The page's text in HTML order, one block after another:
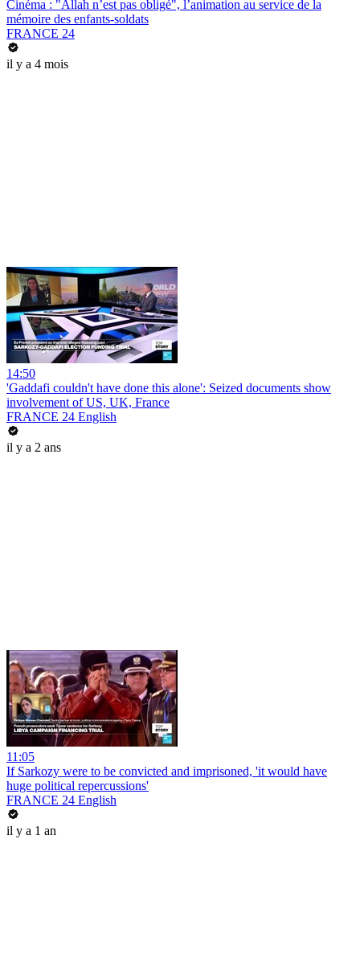
Cinéma : "Allah n’est pas obligé", l’animation au service de la
mémoire des enfants-soldats
FRANCE 24
il y a 4 mois
14:50
'Gaddafi couldn't have done this alone': Seized documents show
involvement of US, UK, France
FRANCE 24 English
il y a 2 ans
11:05
If Sarkozy were to be convicted and imprisoned, 'it would have
huge political repercussions'
FRANCE 24 English
il y a 1 an